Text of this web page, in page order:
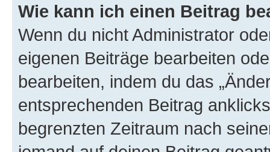
Wie kann ich einen Beitrag
Wenn du nicht Administrator
eigenen Beiträge bearbeiten
bearbeiten, indem du das
entsprechenden Beitrag
begrenzten Zeitraum nach